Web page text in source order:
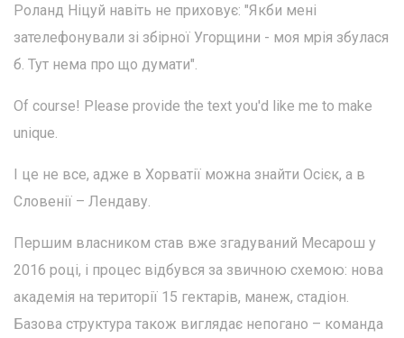
Роланд Ніцуй навіть не приховує: "Якби мені
зателефонували зі збірної Угорщини - моя мрія збулася
б. Тут нема про що думати".
Of course! Please provide the text you'd like me to make
unique.
І це не все, адже в Хорватії можна знайти Осієк, а в
Словенії – Лендаву.
Першим власником став вже згадуваний Месарош у
2016 році, і процес відбувся за звичною схемою: нова
академія на території 15 гектарів, манеж, стадіон.
Базова структура також виглядає непогано – команда